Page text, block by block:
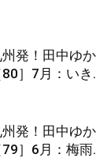
州発！田中ゆ
80］7月：いき
州発！田中ゆ
79］6月：梅雨